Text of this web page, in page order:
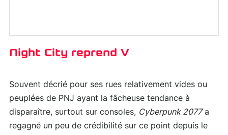
Night City reprend V
Souvent décrié pour ses rues relativement vides ou
peuplées de PNJ ayant la fâcheuse tendance à
disparaître, surtout sur consoles, Cyberpunk 2077a
regagné un peu de crédibilité sur ce point depuis le